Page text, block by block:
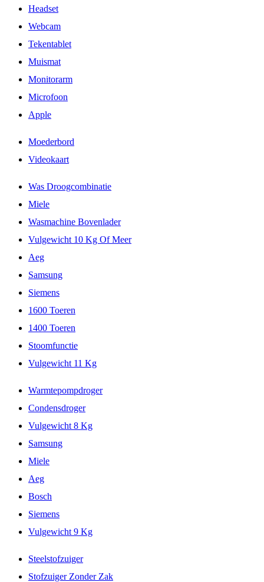
Headset
Webcam
Tekentablet
Muismat
Monitorarm
Microfoon
Apple
Moederbord
Videokaart
Was Droogcombinatie
Miele
Wasmachine Bovenlader
Vulgewicht 10 Kg Of Meer
Aeg
Samsung
Siemens
1600 Toeren
1400 Toeren
Stoomfunctie
Vulgewicht 11 Kg
Warmtepompdroger
Condensdroger
Vulgewicht 8 Kg
Samsung
Miele
Aeg
Bosch
Siemens
Vulgewicht 9 Kg
Steelstofzuiger
Stofzuiger Zonder Zak